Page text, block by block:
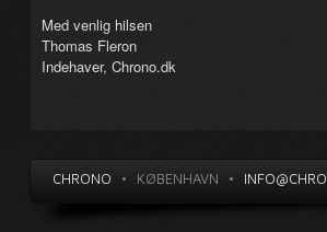
Med venlig hilsen
Thomas Fleron
Indehaver, Chrono.dk
CHRONO • KØBENHAVN •